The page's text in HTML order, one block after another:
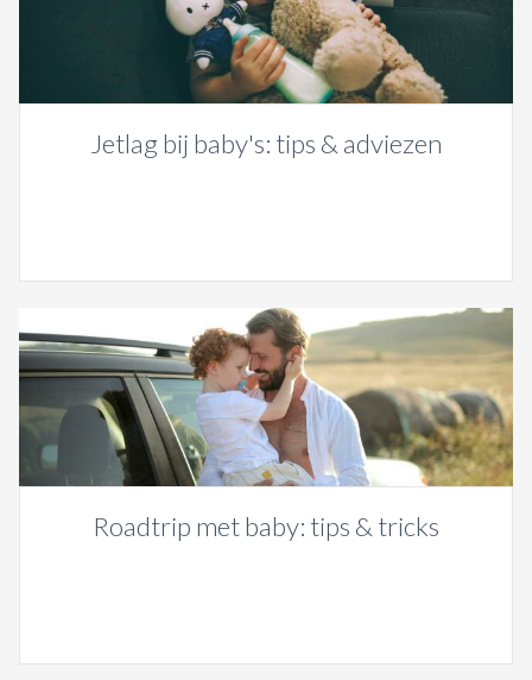
Jetlag bij baby's: tips & adviezen
Roadtrip met baby: tips & tricks